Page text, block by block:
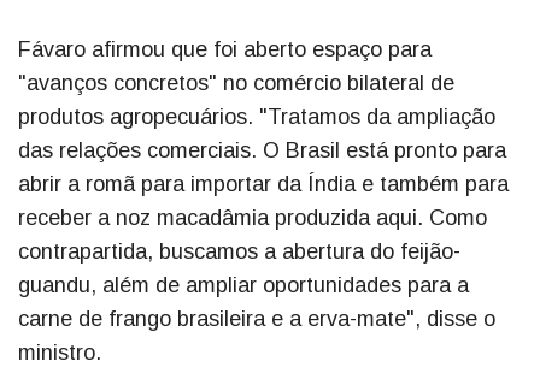
Fávaro afirmou que foi aberto espaço para
"avanços concretos" no comércio bilateral de
produtos agropecuários. "Tratamos da ampliação
das relações comerciais. O Brasil está pronto para
abrir a romã para importar da Índia e também para
receber a noz macadâmia produzida aqui. Como
contrapartida, buscamos a abertura do feijão-
guandu, além de ampliar oportunidades para a
carne de frango brasileira e a erva-mate", disse o
ministro.